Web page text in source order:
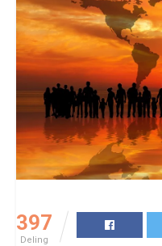
397
Deling